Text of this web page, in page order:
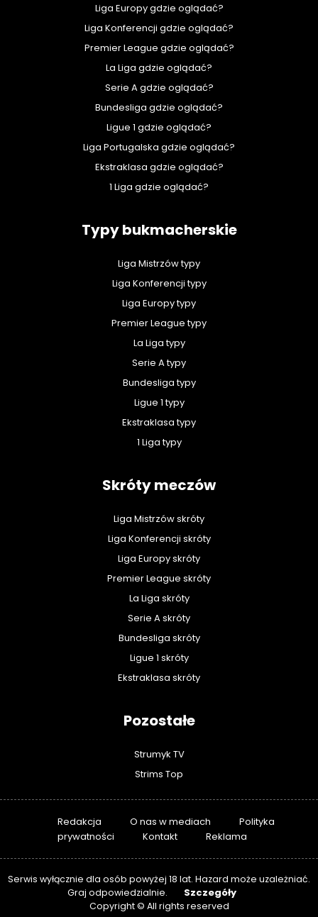
Liga Europy gdzie oglądać?
Liga Konferencji gdzie oglądać?
Premier League gdzie oglądać?
La Liga gdzie oglądać?
Serie A gdzie oglądać?
Bundesliga gdzie oglądać?
Ligue 1 gdzie oglądać?
Liga Portugalska gdzie oglądać?
Ekstraklasa gdzie oglądać?
1 Liga gdzie oglądać?
Typy bukmacherskie
Liga Mistrzów typy
Liga Konferencji typy
Liga Europy typy
Premier League typy
La Liga typy
Serie A typy
Bundesliga typy
Ligue 1 typy
Ekstraklasa typy
1 Liga typy
Skróty meczów
Liga Mistrzów skróty
Liga Konferencji skróty
Liga Europy skróty
Premier League skróty
La Liga skróty
Serie A skróty
Bundesliga skróty
Ligue 1 skróty
Ekstraklasa skróty
Pozostałe
Strumyk TV
Strims Top
Redakcja O nas w mediach
Polityka
prywatności
Kontakt Reklama
Serwis wyłącznie dla osób powyżej 18 lat. Hazard może uzależniać.
Graj odpowiedzialnie.
Szczegóły
Copyright © All rights reserved